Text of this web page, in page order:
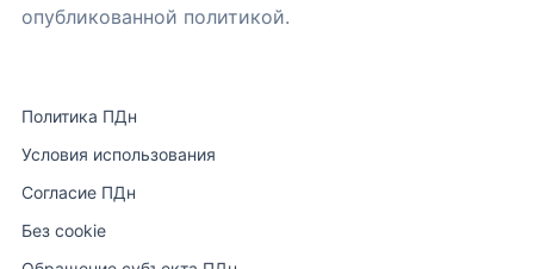
опубликованной политикой.
Политика ПДн
Условия использования
Согласие ПДн
Без cookie